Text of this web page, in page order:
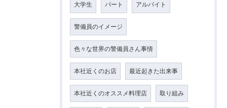
大学生 パート アルバイト
警備員のイメージ
色々な世界の警備員さん事情
本社近くのお店 最近起きた出来事
本社近くのオススメ料理店 取り組み